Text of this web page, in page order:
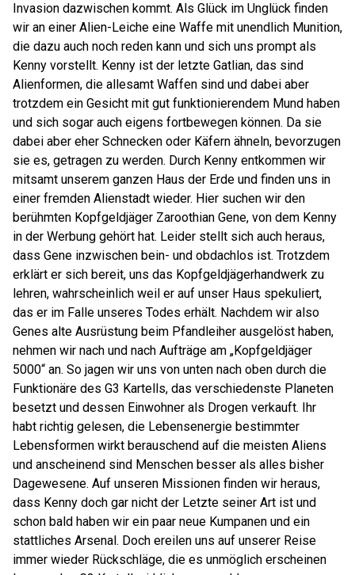
Invasion dazwischen kommt. Als Glück im Unglück finden
wir an einer Alien-Leiche eine Waffe mit unendlich Munition,
die dazu auch noch reden kann und sich uns prompt als
Kenny vorstellt. Kenny ist der letzte Gatlian, das sind
Alienformen, die allesamt Waffen sind und dabei aber
trotzdem ein Gesicht mit gut funktionierendem Mund haben
und sich sogar auch eigens fortbewegen können. Da sie
dabei aber eher Schnecken oder Käfern ähneln, bevorzugen
sie es, getragen zu werden. Durch Kenny entkommen wir
mitsamt unserem ganzen Haus der Erde und finden uns in
einer fremden Alienstadt wieder. Hier suchen wir den
berühmten Kopfgeldjäger Zaroothian Gene, von dem Kenny
in der Werbung gehört hat. Leider stellt sich auch heraus,
dass Gene inzwischen bein- und obdachlos ist. Trotzdem
erklärt er sich bereit, uns das Kopfgeldjägerhandwerk zu
lehren, wahrscheinlich weil er auf unser Haus spekuliert,
das er im Falle unseres Todes erhält. Nachdem wir also
Genes alte Ausrüstung beim Pfandleiher ausgelöst haben,
nehmen wir nach und nach Aufträge am „Kopfgeldjäger
5000“ an. So jagen wir uns von unten nach oben durch die
Funktionäre des G3 Kartells, das verschiedenste Planeten
besetzt und dessen Einwohner als Drogen verkauft. Ihr
habt richtig gelesen, die Lebensenergie bestimmter
Lebensformen wirkt berauschend auf die meisten Aliens
und anscheinend sind Menschen besser als alles bisher
Dagewesene. Auf unseren Missionen finden wir heraus,
dass Kenny doch gar nicht der Letzte seiner Art ist und
schon bald haben wir ein paar neue Kumpanen und ein
stattliches Arsenal. Doch ereilen uns auf unserer Reise
immer wieder Rückschläge, die es unmöglich erscheinen